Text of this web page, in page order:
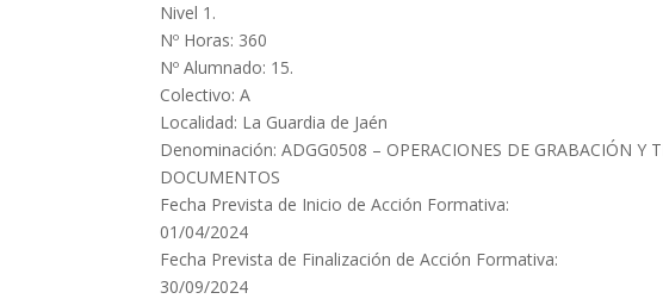
Nivel 1.
Nº Horas: 360
Nº Alumnado: 15.
Colectivo: A
Localidad: La Guardia de Jaén
Denominación: ADGG0508 – OPERACIONES DE GRABACIÓN Y
DOCUMENTOS
Fecha Prevista de Inicio de Acción Formativa:
01/04/2024
Fecha Prevista de Finalización de Acción Formativa:
30/09/2024